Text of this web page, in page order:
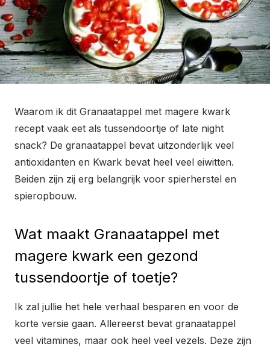
Waarom ik dit Granaatappel met magere kwark
recept vaak eet als tussendoortje of late night
snack? De granaatappel bevat uitzonderlijk veel
antioxidanten en Kwark bevat heel veel eiwitten.
Beiden zijn zij erg belangrijk voor spierherstel en
spieropbouw.
Wat maakt Granaatappel met
magere kwark een gezond
tussendoortje of toetje?
Ik zal jullie het hele verhaal besparen en voor de
korte versie gaan. Allereerst bevat granaatappel
veel vitamines, maar ook heel veel vezels. Deze zijn